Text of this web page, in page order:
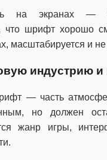
на экранах —
что шрифт хорошо
масштабируется и не
индустрию
— часть
но должен
жанр игры,